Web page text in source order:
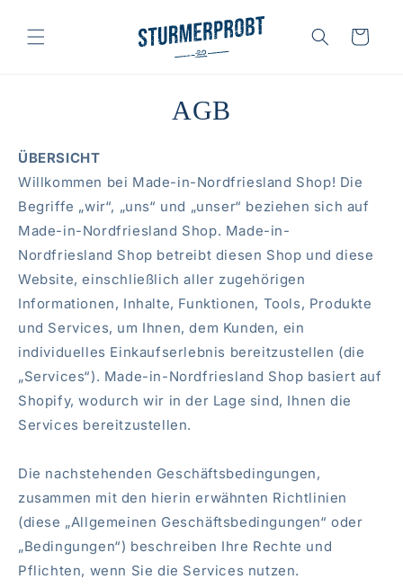
Inhalt
Warenkorb
AGB
ÜBERSICHT
Willkommen bei Made-in-Nordfriesland Shop! Die
Begriffe „wir“, „uns“ und „unser“ beziehen sich auf
Made-in-Nordfriesland Shop. Made-in-
Nordfriesland Shop betreibt diesen Shop und diese
Website, einschließlich aller zugehörigen
Informationen, Inhalte, Funktionen, Tools, Produkte
und Services, um Ihnen, dem Kunden, ein
individuelles Einkaufserlebnis bereitzustellen (die
„Services“). Made-in-Nordfriesland Shop basiert auf
Shopify, wodurch wir in der Lage sind, Ihnen die
Services bereitzustellen.
Die nachstehenden Geschäftsbedingungen,
zusammen mit den hierin erwähnten Richtlinien
(diese „Allgemeinen Geschäftsbedingungen“ oder
„Bedingungen“) beschreiben Ihre Rechte und
Pflichten, wenn Sie die Services nutzen.